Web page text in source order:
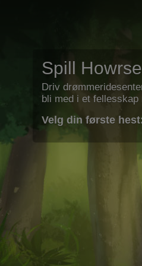
Spill Howrse
Driv
bli med i et
Velg din første